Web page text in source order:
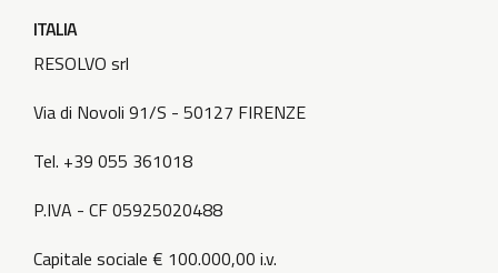
ITALIA
RESOLVO srl
Via di Novoli 91/S - 50127 FIRENZE
Tel. +39 055 361018
P.IVA - CF 05925020488
Capitale sociale € 100.000,00 i.v.